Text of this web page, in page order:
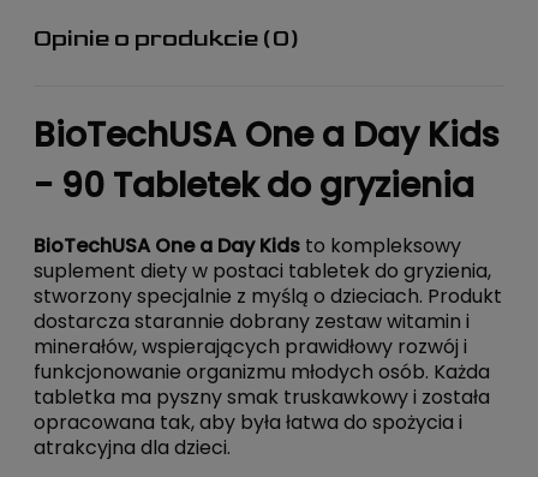
Opinie o produkcie (0)
BioTechUSA One a Day Kids
- 90 Tabletek do gryzienia
BioTechUSA One a Day Kids to kompleksowy
suplement diety w postaci tabletek do gryzienia,
stworzony specjalnie z myślą o dzieciach. Produkt
dostarcza starannie dobrany zestaw witamin i
minerałów, wspierających prawidłowy rozwój i
funkcjonowanie organizmu młodych osób. Każda
tabletka ma pyszny smak truskawkowy i została
opracowana tak, aby była łatwa do spożycia i
atrakcyjna dla dzieci.